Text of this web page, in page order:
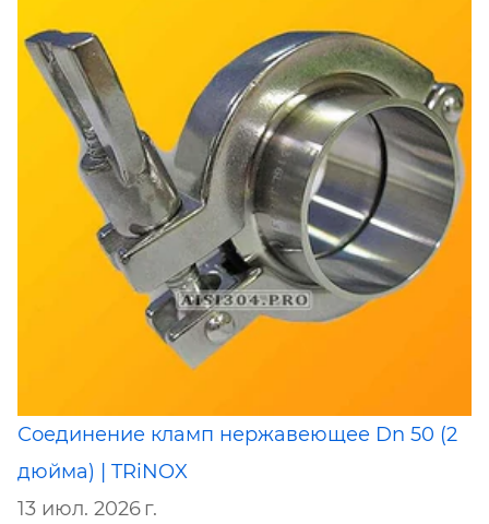
Соединение кламп нержавеющее Dn 50 (2
дюйма) | TRiNOX
13 июл. 2026 г.